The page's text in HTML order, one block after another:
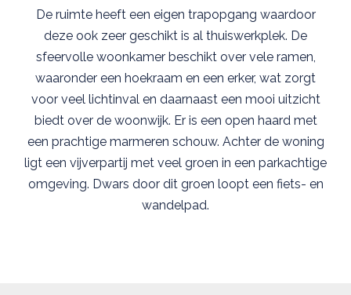
De ruimte heeft een eigen trapopgang waardoor
deze ook zeer geschikt is al thuiswerkplek. De
sfeervolle woonkamer beschikt over vele ramen,
waaronder een hoekraam en een erker, wat zorgt
voor veel lichtinval en daarnaast een mooi uitzicht
biedt over de woonwijk. Er is een open haard met
een prachtige marmeren schouw. Achter de woning
ligt een vijverpartij met veel groen in een parkachtige
omgeving. Dwars door dit groen loopt een fiets- en
wandelpad.